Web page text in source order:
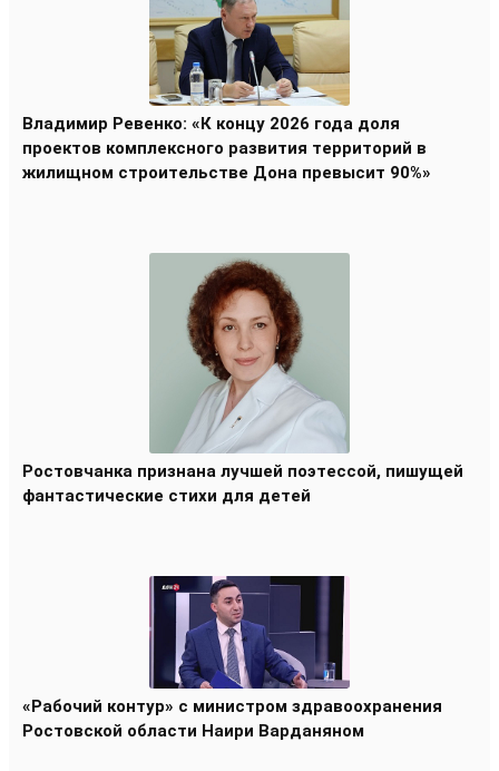
Владимир Ревенко: «К концу 2026 года доля
проектов комплексного развития территорий в
жилищном строительстве Дона превысит 90%»
Ростовчанка признана лучшей поэтессой, пишущей
фантастические стихи для детей
«Рабочий контур» с министром здравоохранения
Ростовской области Наири Варданяном